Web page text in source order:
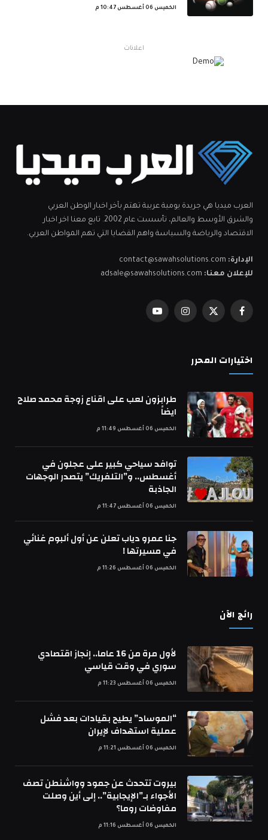
الخميس 06 أغسطس 10:47 م
اعلانات
العرب ميديا هي جريدة يومية عربية تهتم بآخر اخبار الوطن العربي
والشرق الأوسط والعالم، تأسست عام 2002. تابع معنا اخر اخبار
الاقتصاد والرياضة والسياسة واهم القضايا التي تهم المواطن العربي.
الإدارة: contact@sawahsolutions.com
للإعلان معنا: adsale@sawahsolutions.com
فيسبوكX
الانستغراميوتيوب
اختيارات المحرر
طرابزون لعب على اقناع زوجة محمد صلاح
ايضاً
الخميس 06 أغسطس 11:49 م
توافد سياحي كبير على عجلون في
أغسطس.. و”التلفريك” يتصدر الوجهات
الجاذبة
الخميس 06 أغسطس 11:47 م
جنا عمرو دياب تعلن عن أول ألبوم غنائي
في مسيرتها !
الخميس 06 أغسطس 11:26 م
رائج الآن
لأول مرة من 16 عاما.. إنجاز اقتصادي
سوري في وقت قياسي
الخميس 06 أغسطس 11:23 م
“الموساد” يطيح بقيادات بعد فشل
عملية استهداف لإيران
الخميس 06 أغسطس 11:21 م
بيروت تتحدث عن جمود وواشنطن تصف
الأجواء بـ”الإيجابية”.. إلى أين وصلت
مفاوضات روما؟
الخميس 06 أغسطس 11:16 م